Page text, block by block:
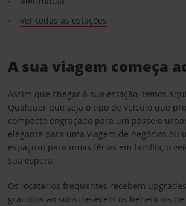
Ver todas as estações
A sua viagem começa
Assim que chegar à sua estação, temos
Qualquer que seja o tipo de veículo que
compacto engraçado para um passeio
elegante para uma viagem de negócios ou
espaçoso para umas férias em família, o
sua espera.
Os locatários frequentes recebem
gratuitos ao subscreverem os benefícios